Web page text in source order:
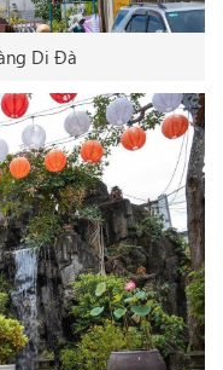
Di Đà